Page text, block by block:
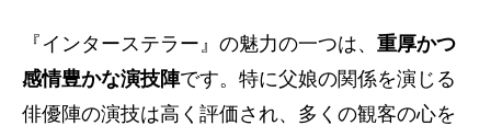
『インターステラー』の魅力の一つは、 重厚かつ
感情豊かな演技陣です。特に父娘の関係を演じる
俳優陣の演技は高く評価され、多くの観客の心を